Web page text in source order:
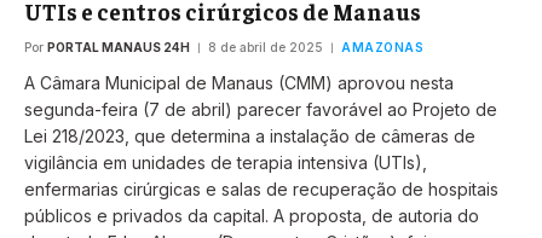
UTIs e centros cirúrgicos de Manaus
Por PORTAL MANAUS 24H 8 de abril de 2025 AMAZONAS
A Câmara Municipal de Manaus (CMM) aprovou nesta
segunda-feira (7 de abril) parecer favorável ao Projeto de
Lei 218/2023, que determina a instalação de câmeras de
vigilância em unidades de terapia intensiva (UTIs),
enfermarias cirúrgicas e salas de recuperação de hospitais
públicos e privados da capital. A proposta, de autoria do